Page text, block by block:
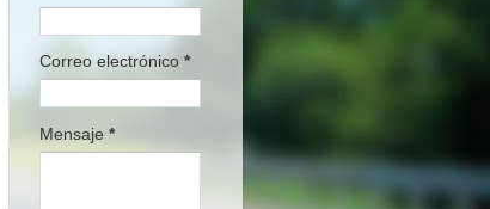
Correo electrónico *
Mensaje *